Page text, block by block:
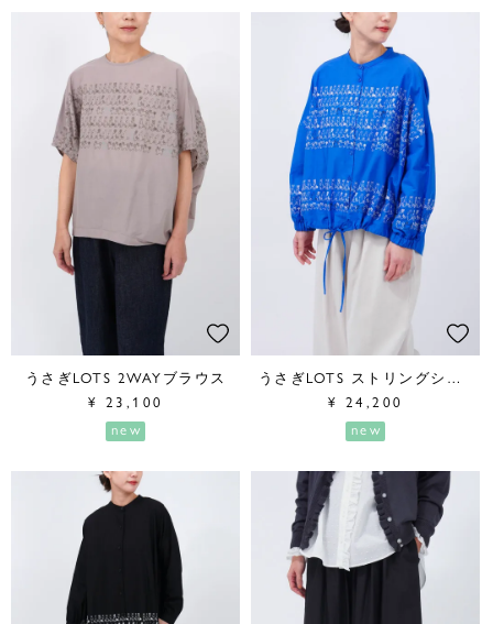
うさぎLOTS 2WAYブラウス
¥ 23,100
new
うさぎLOTS ストリングシャツ
¥ 24,200
new